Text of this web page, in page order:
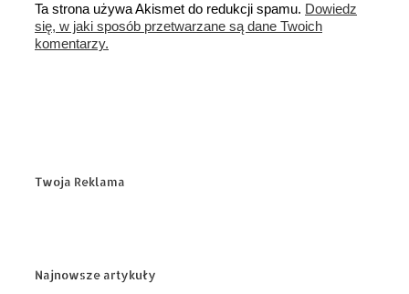
Ta strona używa Akismet do redukcji spamu. Dowiedz
się, w jaki sposób przetwarzane są dane Twoich
komentarzy.
Twoja Reklama
Najnowsze artykuły